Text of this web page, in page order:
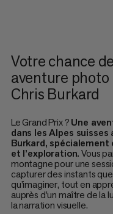
Votre chance
aventure photo
Chris Burkard
Le Grand Prix ?Une
dans les Alpes suisses
Burkard,
et l’exploration.Vous
montagne pour une
capturer des instants
qu’imaginer, tout en
auprès d’un maître de la
la narration visuelle.